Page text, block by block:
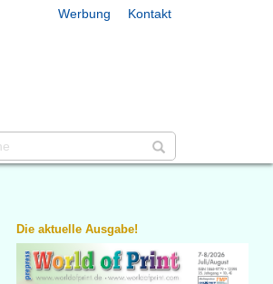
Werbung Kontakt
Die aktuelle Ausgabe!